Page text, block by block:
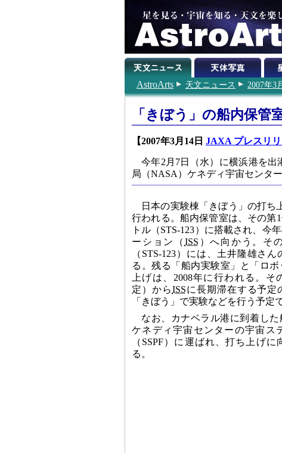
AstroArts 天文ニュース 2007年3
「きぼう」の船内保管
【2007年3月14日 JAXA プレスリ
今年2月7日（水）に横浜港を
局（NASA）ケネディ宇宙センタ
日本の実験棟「きぼう」の打ち
行われる。船内保管室は、その第
トル（STS-123）に搭載され、今
ーション（ ISS ）へ向かう。そ
（STS-123）には、土井隆雄さ
る。残る「船内実験室」と「ロ
上げは、2008年に行われる。そ
定）からISSに長期滞在する予定
「きぼう」で実験などを行う予定
なお、カナベラル港に到着し
ケネディ宇宙センターの宇宙ス
（SSPF）に運ばれ、打ち上げ
る。